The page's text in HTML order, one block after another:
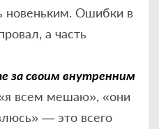
новеньким. Ошибки в
а часть
за своим внутренним
всем мешаю», «они
— это всего